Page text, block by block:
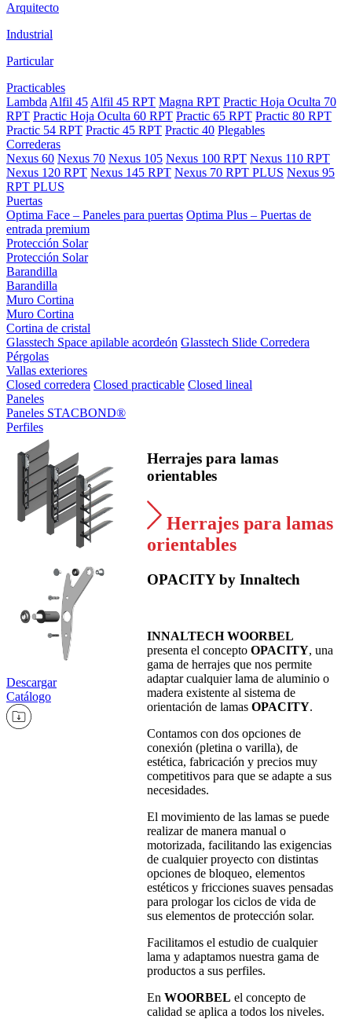
Arquitecto
Industrial
Particular
Practicables
Lambda Alfil 45 Alfil 45 RPT Magna RPT Practic Hoja Oculta 70
RPT Practic Hoja Oculta 60 RPT Practic 65 RPT Practic 80 RPT
Practic 54 RPT Practic 45 RPT Practic 40 Plegables
Correderas
Nexus 60 Nexus 70 Nexus 105 Nexus 100 RPT Nexus 110 RPT
Nexus 120 RPT Nexus 145 RPT Nexus 70 RPT PLUS Nexus 95
RPT PLUS
Puertas
Optima Face – Paneles para puertas Optima Plus – Puertas de
entrada premium
Protección Solar
Protección Solar
Barandilla
Barandilla
Muro Cortina
Muro Cortina
Cortina de cristal
Glasstech Space apilable acordeón Glasstech Slide Corredera
Pérgolas
Vallas exteriores
Closed corredera Closed practicable Closed lineal
Paneles
Paneles STACBOND®
Perfiles
Descargar
Catálogo
Herrajes para lamas
orientables
Herrajes para lamas
orientables
OPACITY by Innaltech
INNALTECH WOORBEL
presenta el concepto OPACITY, una
gama de herrajes que nos permite
adaptar cualquier lama de aluminio o
madera existente al sistema de
orientación de lamas OPACITY.
Contamos con dos opciones de
conexión (pletina o varilla), de
estética, fabricación y precios muy
competitivos para que se adapte a sus
necesidades.
El movimiento de las lamas se puede
realizar de manera manual o
motorizada, facilitando las exigencias
de cualquier proyecto con distintas
opciones de bloqueo, elementos
estéticos y fricciones suaves pensadas
para prologar los ciclos de vida de
sus elementos de protección solar.
Facilitamos el estudio de cualquier
lama y adaptamos nuestra gama de
productos a sus perfiles.
En WOORBEL el concepto de
calidad se aplica a todos los niveles.